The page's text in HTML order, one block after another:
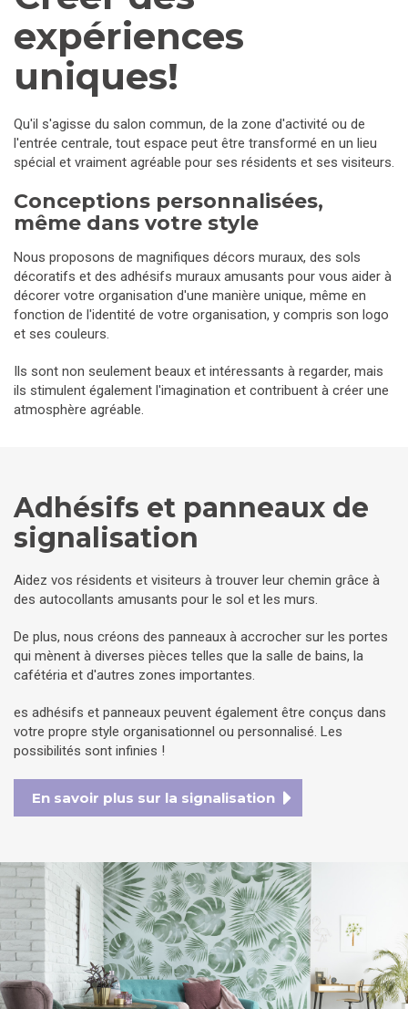
expériences
uniques!
Qu'il s'agisse du salon commun, de la zone d'activité ou de
l'entrée centrale, tout espace peut être transformé en un lieu
spécial et vraiment agréable pour ses résidents et ses visiteurs.
Conceptions personnalisées,
même dans votre style
Nous proposons de magnifiques décors muraux, des sols
décoratifs et des adhésifs muraux amusants pour vous aider à
décorer votre organisation d'une manière unique, même en
fonction de l'identité de votre organisation, y compris son logo
et ses couleurs.
Ils sont non seulement beaux et intéressants à regarder, mais
ils stimulent également l'imagination et contribuent à créer une
atmosphère agréable.
Adhésifs et panneaux de
signalisation
Aidez vos résidents et visiteurs à trouver leur chemin grâce à
des autocollants amusants pour le sol et les murs.
De plus, nous créons des panneaux à accrocher sur les portes
qui mènent à diverses pièces telles que la salle de bains, la
cafétéria et d'autres zones importantes.
es adhésifs et panneaux peuvent également être conçus dans
votre propre style organisationnel ou personnalisé. Les
possibilités sont infinies !
En savoir plus sur la signalisation